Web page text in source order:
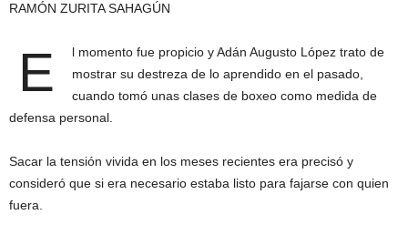
RAMÓN ZURITA SAHAGÚN
E
l momento fue propicio y Adán Augusto López trato de
mostrar su destreza de lo aprendido en el pasado,
cuando tomó unas clases de boxeo como medida de
defensa personal.
Sacar la tensión vivida en los meses recientes era precisó y
consideró que si era necesario estaba listo para fajarse con quien
fuera.